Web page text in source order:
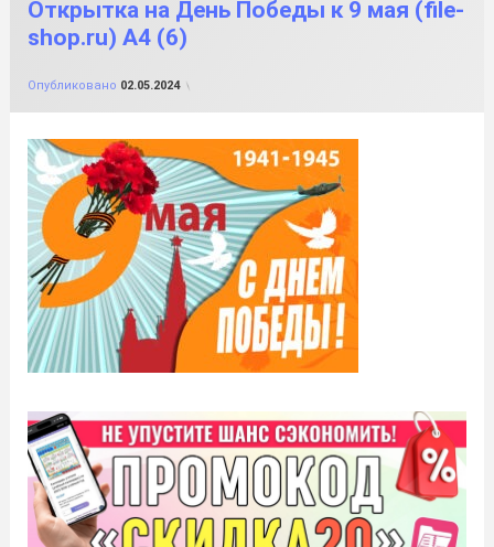
Открытка на День Победы к 9 мая (file-
shop.ru) А4 (6)
Опубликовано 02.05.2024